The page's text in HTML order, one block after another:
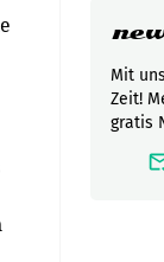
Mit
Zeit!
gratis